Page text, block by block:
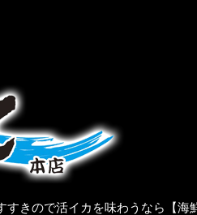
きので活イカを味わうなら【海